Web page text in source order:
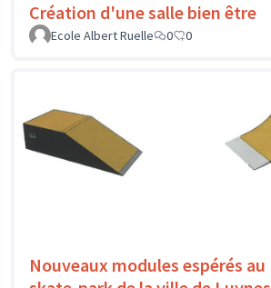
Création d'une salle bien être
Ecole Albert Ruelle
0 0
Nouveaux modules espérés au